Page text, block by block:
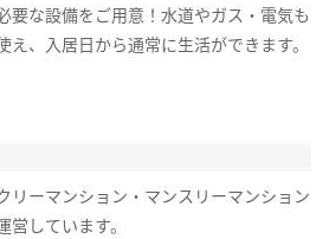
要な設備をご用意！水道やガス・電気も
え、入居日から通常に生活ができます。
リーマンション・マンスリーマンション
営しています。